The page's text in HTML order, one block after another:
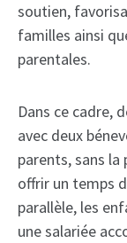
soutien,
familles ainsi
parentales.
Dans ce cadre,
avec deux
parents, sans
offrir un temps
parallèle, les
une salariée